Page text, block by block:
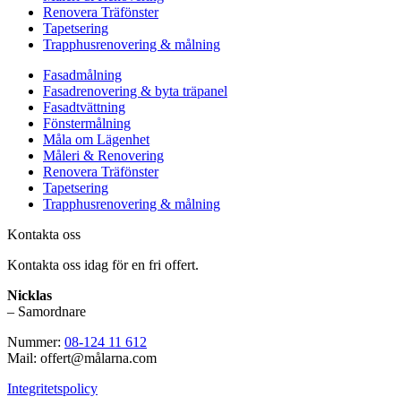
Renovera Träfönster
Tapetsering
Trapphusrenovering & målning
Fasadmålning
Fasadrenovering & byta träpanel
Fasadtvättning
Fönstermålning
Måla om Lägenhet
Måleri & Renovering
Renovera Träfönster
Tapetsering
Trapphusrenovering & målning
Kontakta oss
Kontakta oss idag för en fri offert.
Nicklas
– Samordnare
Nummer: 08-124 11 612
Mail: offert@målarna.com
Integritetspolicy